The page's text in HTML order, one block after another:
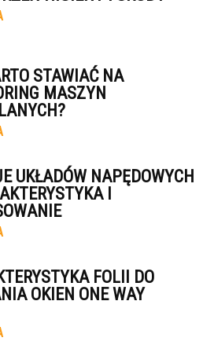
STAWIAĆ NA
MASZYN
UKŁADÓW NAPĘDOWYCH
I
FOLII DO
OKIEN ONE WAY